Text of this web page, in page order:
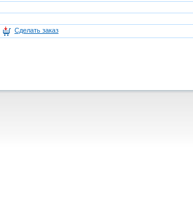
Сделать заказ